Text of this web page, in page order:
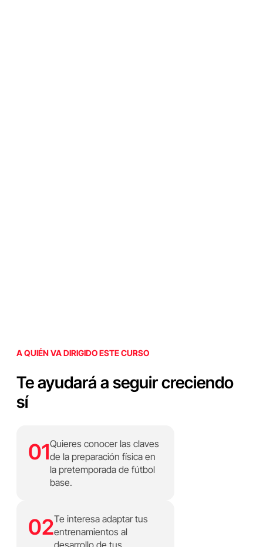
A QUIÉN VA DIRIGIDO ESTE CURSO
Te ayudará a seguir creciendo
sí
01Quieres conocer las claves
de la preparación física en
la pretemporada de fútbol
base.
02Te interesa adaptar tus
entrenamientos al